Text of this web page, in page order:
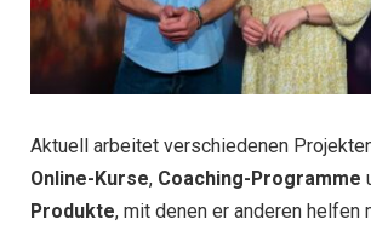
Aktuell arbeitet verschiedenen
Online-Kurse, Coaching-Programme
Produkte, mit denen er anderen helfen